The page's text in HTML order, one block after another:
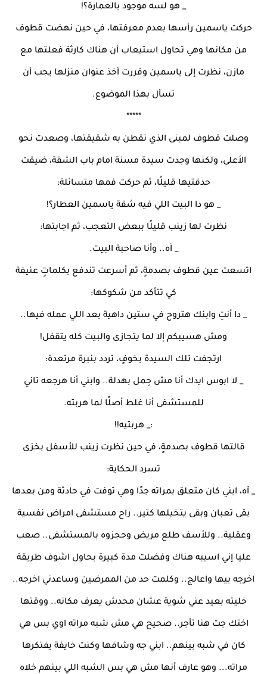
_ هو لسه موجود بالعمارة؟!
حركت ياسمين رأسها بعدم معرفتها، في حين نهضت قطوف
من مكانها وهي تحاول استيعاب أن هناك كارثة فعلتها مع
مازن، نظرت إلى ياسمين وقررت أخذ عنوان منزلها يجب أن
تسأل بهذا الموضوع.
*****
وصلت قطوف لمبنى الذي تقطن به شقيقتها، وصعدت نحو
الأعلى، ولكنها وجدت سيدة مسنة امام باب الشقة، ضيقت
حدقتيها قليلًا، ثم حركت فمها متسائلة:
_ هو دا البيت اللي فيه شقة ياسمين العطار؟!
نظرت لها زينب قليلًا ببعض التعجب، ثم اجابتها:
_ آه.. وأنا صاحبة البيت.
اتسعت عين قطوف بصدمةٍ، ثم أسرعت تندفع بكلماتٍ عنيفة
كي تتأكد من شكوكها:
_ دا أنتِ وابنك هتروح في ستين داهية بعد اللي عمله فيها..
ومش هسيبكم إلا لما يتجازى والبيت كله يتقفل!
ارتجفت تلك السيدة بخوفٍ، تردد بنبرة مرتعدة:
_ لا ابوس ايدك أنا مش حِمل بهدلة.. وابني أنا هرجعه تاني
للمستشفى أنا غلط أصلًا لما هربته.
:_ هربتيه!!
قالتها قطوف بصدمةٍ، في حين نظرت زينب للأسفل بخزى
تسرد الحكاية:
_ آه، ابني كان متعلق بمراته جدًا وهي توفت في حادثة ومن بعدها
بقى تعبان وبقى يتخيلها كتير.. راح مستشفى امراض نفسية
وعقلية.. وللأسف طلع مريض وحجزوه بالمستشفى.. صعب
عليا إني اسيبه هناك وفضلت مدة كبيرة بحاول اشوف طريقة
اخرجه بيها واعالج.. وكلمت حد من الممرضين وساعدني اخرجه..
خليته بعيد عني شوية عشان محدش يعرف مكانه.. ووقتها
اختك جت هنا تأجر.. صحيح هي مش شبه مراته اوي بس هي
كان في شبه بينهم.. ابني جه وشافها وكنت خايفة يفتكرها
مراته... وهو عارف أنها مش هي بس الشبه اللي بينهم خلاه